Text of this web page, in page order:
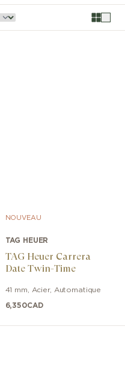
NOUVEAU
TAG HEUER
TAG Heuer Carrera
Date Twin-Time
41 mm Acier, Automatique
6,350CAD